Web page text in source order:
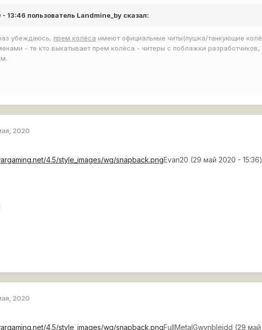
13:46 пользователь Landmine_by сказал:
убеждаюсь, прем колёса имеют официальные читы(пушка/танкующие
- те кто выкатывает прем колёса - читеры с поблажки
2020
4.5/style_images/wg/snapback.pngEvan20 (29 май 2020 -
2020
4.5/style_images/wg/snapback.pngFullMetalGwynbleidd (29